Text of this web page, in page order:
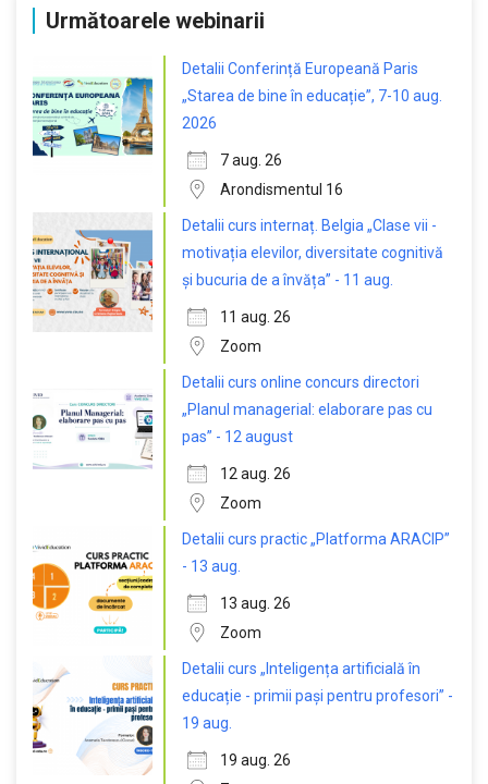
Următoarele webinarii
Detalii Conferință Europeană Paris
„Starea de bine în educație”, 7-10 aug.
2026
7 aug. 26
Arondismentul 16
Detalii curs internaț. Belgia „Clase vii -
motivația elevilor, diversitate cognitivă
și bucuria de a învăța” - 11 aug.
11 aug. 26
Zoom
Detalii curs online concurs directori
„Planul managerial: elaborare pas cu
pas” - 12 august
12 aug. 26
Zoom
Detalii curs practic „Platforma ARACIP”
- 13 aug.
13 aug. 26
Zoom
Detalii curs „Inteligența artificială în
educație - primii pași pentru profesori” -
19 aug.
19 aug. 26